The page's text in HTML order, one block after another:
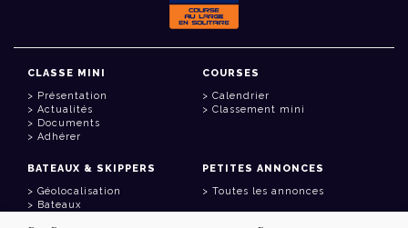
CLASSE MINI
Présentation
Actualités
Documents
Adhérer
COURSES
Calendrier
Classement mini
BATEAUX & SKIPPERS
Géolocalisation
Bateaux
PETITES ANNONCES
Toutes les annonces